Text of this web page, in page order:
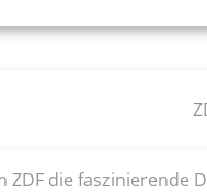
ZDF die faszinierende